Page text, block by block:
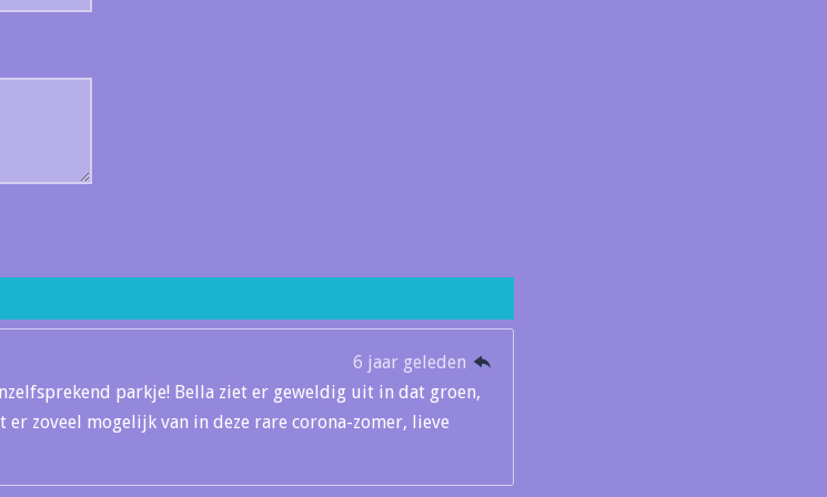
6 jaar geleden
parkje! Bella ziet er geweldig uit in dat groen,
er zoveel mogelijk van in deze rare corona-zomer, lieve